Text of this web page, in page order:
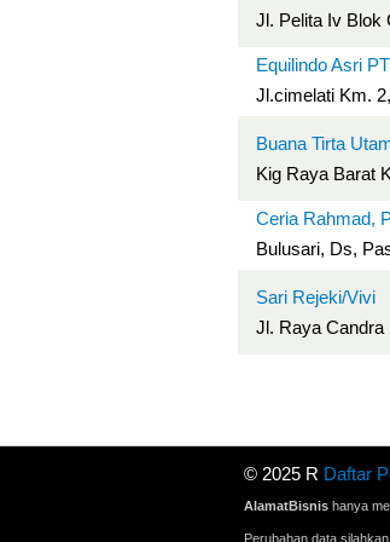
Jl. Pelita Iv Blok
Equilindo Asri PT
Jl.cimelati Km.
Buana Tirta
Kig Raya Barat
Ceria Rahmad,
Bulusari, Ds,
Sari Rejeki/Vivi
Jl. Raya Candra
© 2025 R Daftar
AlamatBisnis hanya
Perubahan data